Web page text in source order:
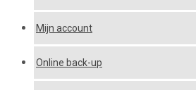
Mijn account
Online back-up